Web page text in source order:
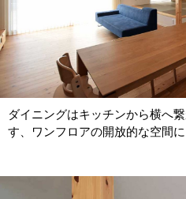
ダイニングはキッチンから横へ
す、ワンフロアの開放的な空間に